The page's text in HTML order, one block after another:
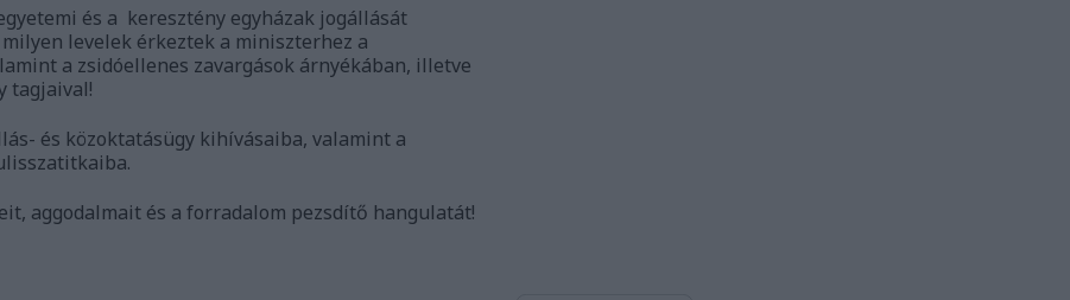
és a keresztény egyházak jogállását
levelek érkeztek a miniszterhez a
a zsidóellenes zavargások árnyékában, illetve
tagjaival!
és közoktatásügy kihívásaiba, valamint a
aggodalmait és a forradalom pezsdítő hangulatát!